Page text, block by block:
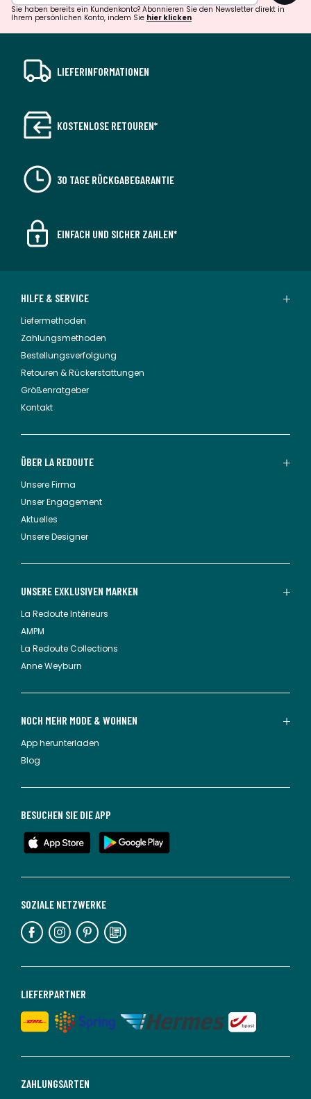
Sie haben bereits ein Kundenkonto? Abonnieren Sie den Newsletter direkt in
Ihrem persönlichen Konto, indem Sie hier klicken
LIEFERINFORMATIONEN
KOSTENLOSE RETOUREN*
30 TAGE RÜCKGABEGARANTIE
EINFACH UND SICHER ZAHLEN*
HILFE & SERVICE
Liefermethoden
Zahlungsmethoden
Bestellungsverfolgung
Retouren & Rückerstattungen
Größenratgeber
Kontakt
ÜBER LA REDOUTE
Unsere Firma
Unser Engagement
Aktuelles
Unsere Designer
UNSERE EXKLUSIVEN MARKEN
La Redoute Intérieurs
AMPM
La Redoute Collections
Anne Weyburn
NOCH MEHR MODE & WOHNEN
App herunterladen
Blog
ZAHLUNGSARTEN
LIEFERPARTNER
SOZIALE NETZWERKE
BESUCHEN SIE DIE APP